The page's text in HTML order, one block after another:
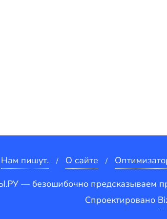
Нам пишут. О сайте
— безошибочно предсказываем
Спроектировано